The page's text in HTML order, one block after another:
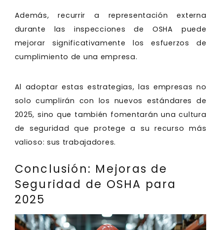
Además, recurrir a representación externa
durante las inspecciones de OSHA puede
mejorar significativamente los esfuerzos de
cumplimiento de una empresa.
Al adoptar estas estrategias, las empresas no
solo cumplirán con los nuevos estándares de
2025, sino que también fomentarán una cultura
de seguridad que protege a su recurso más
valioso: sus trabajadores.
Conclusión: Mejoras de
Seguridad de OSHA para
2025